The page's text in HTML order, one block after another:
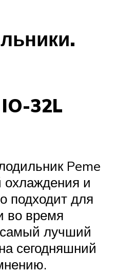
32L
Peme
охлаждения и
подходит для
во время
лучший
сегодняшний